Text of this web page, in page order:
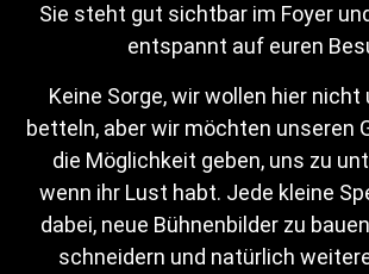
Sie steht gut sichtbar im Foyer
entspannt auf euren
Keine Sorge, wir wollen hier nicht
betteln, aber wir möchten unseren
die Möglichkeit geben, uns zu
wenn ihr Lust habt. Jede kleine
dabei, neue Bühnenbilder zu
schneidern und natürlich